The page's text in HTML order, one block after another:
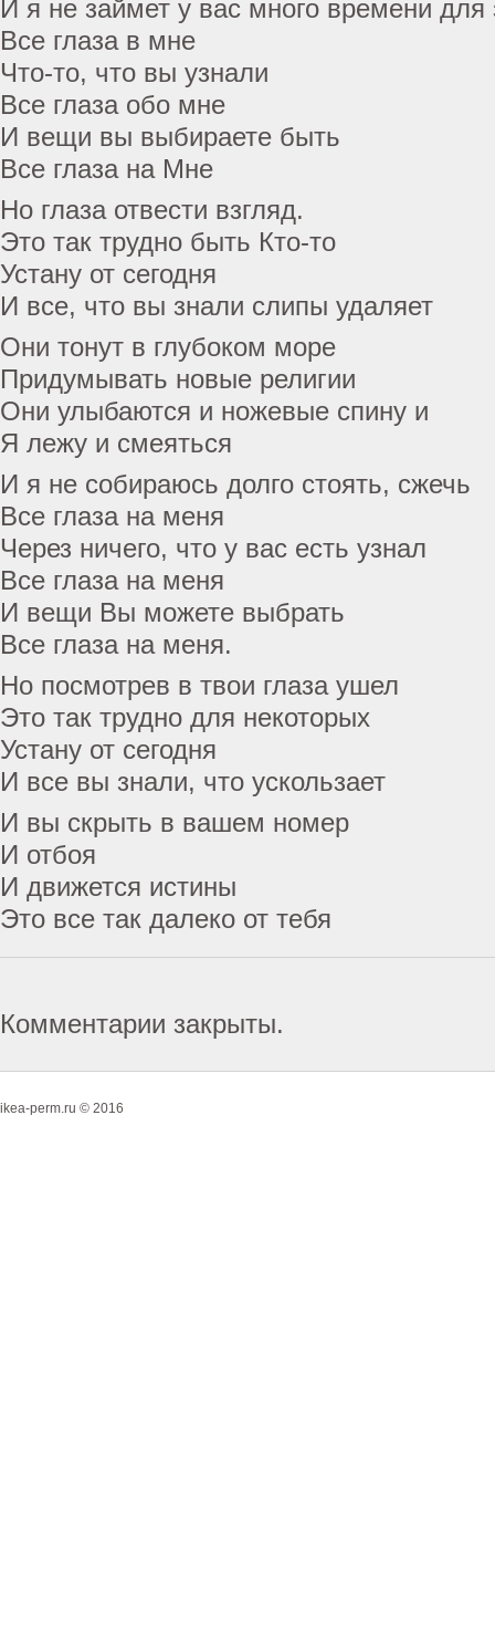
И я не займет у вас много времени для
Все глаза в мне
Что-то, что вы узнали
Все глаза обо мне
И вещи вы выбираете быть
Все глаза на Мне
Но глаза отвести взгляд.
Это так трудно быть Кто-то
Устану от сегодня
И все, что вы знали слипы удаляет
Они тонут в глубоком море
Придумывать новые религии
Они улыбаются и ножевые спину и
Я лежу и смеяться
И я не собираюсь долго стоять, сжечь
Все глаза на меня
Через ничего, что у вас есть узнал
Все глаза на меня
И вещи Вы можете выбрать
Все глаза на меня.
Но посмотрев в твои глаза ушел
Это так трудно для некоторых
Устану от сегодня
И все вы знали, что ускользает
И вы скрыть в вашем номер
И отбоя
И движется истины
Это все так далеко от тебя
Комментарии закрыты.
ikea-perm.ru © 2016